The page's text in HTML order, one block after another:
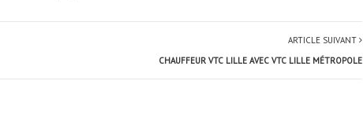
ARTICLE SUIVANT
CHAUFFEUR VTC LILLE AVEC VTC LILLE MÉTROPOLE